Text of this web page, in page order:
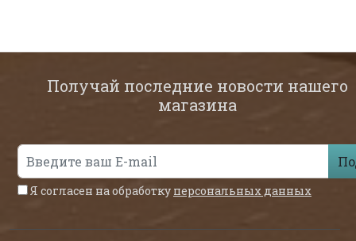
Получай последние новости нашего
магазина
Я согласен на обработку персональных данных